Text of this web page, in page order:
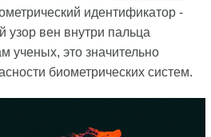
идентификатор -
узор вен внутри пальца
ученых, это значительно
биометрических систем.